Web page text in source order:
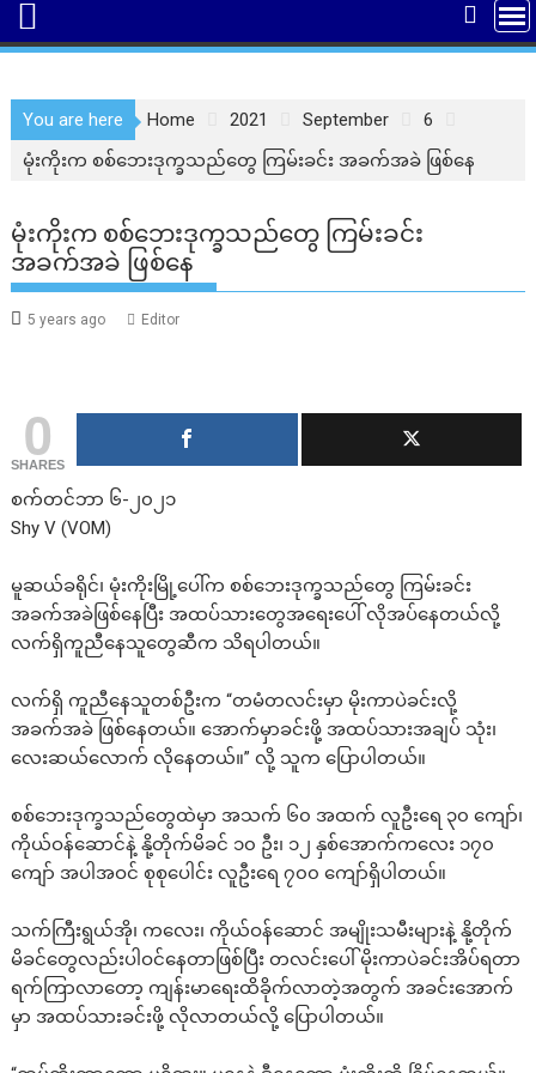
You are here Home 2021 September
6
မုံးကိုးက စစ်ဘေးဒုက္ခသည်တွေ ကြမ်းခင်း အခက်အခဲ ဖြစ်နေ
မုံးကိုးက စစ်ဘေးဒုက္ခသည်တွေ ကြမ်းခင်း
အခက်အခဲ ဖြစ်နေ
5 years ago Editor
0
SHARES
စက်တင်ဘာ ၆-၂၀၂၁
Shy V (VOM)
မူဆယ်ခရိုင်၊ မုံးကိုးမြို့ပေါ်က စစ်ဘေးဒုက္ခသည်တွေ ကြမ်းခင်း
အခက်အခဲဖြစ်နေပြီး အထပ်သားတွေအရေးပေါ် လိုအပ်နေတယ်လို့
လက်ရှိကူညီနေသူတွေဆီက သိရပါတယ်။
လက်ရှိ ကူညီနေသူတစ်ဦးက “တမံတလင်းမှာ မိုးကာပဲခင်းလို့
အခက်အခဲ ဖြစ်နေတယ်။ အောက်မှာခင်းဖို့ အထပ်သားအချပ် သုံး၊
လေးဆယ်လောက် လိုနေတယ်။” လို့ သူက ပြောပါတယ်။
စစ်ဘေးဒုက္ခသည်တွေထဲမှာ အသက် ၆၀ အထက် လူဦးရေ ၃၀ ကျော်၊
ကိုယ်ဝန်ဆောင်နဲ့ နို့တိုက်မိခင် ၁၀ ဦး၊ ၁၂ နှစ်အောက်ကလေး ၁၇၀
ကျော် အပါအဝင် စုစုပေါင်း လူဦးရေ ၇၀၀ ကျော်ရှိပါတယ်။
သက်ကြီးရွယ်အို၊ ကလေး၊ ကိုယ်ဝန်ဆောင် အမျိုးသမီးများနဲ့ နို့တိုက်
မိခင်တွေလည်းပါဝင်နေတာဖြစ်ပြီး တလင်းပေါ် မိုးကာပဲခင်းအိပ်ရတာ
ရက်ကြာလာတော့ ကျန်းမာရေးထိခိုက်လာတဲ့အတွက် အခင်းအောက်
မှာ အထပ်သားခင်းဖို့ လိုလာတယ်လို့ ပြောပါတယ်။